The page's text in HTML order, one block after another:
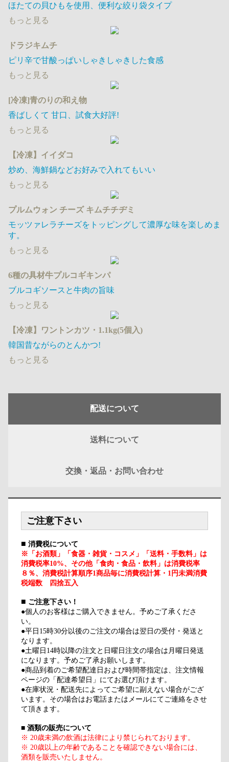
ほたての貝ひもを使用、便利な絞り袋タイプ
もっと見る
ドラジキムチ
ピリ辛で甘酸っぱいしゃきしゃきした食感
もっと見る
[冷凍]青のりの和え物
香ばしくて 甘口​、試食大好評!
もっと見る
【冷凍】イイダコ
炒め、海鮮鍋などお好みで入れてもいい
もっと見る
プルムウォン チーズ キムチチヂミ
モッツァレラチーズをトッピングして濃厚な味を楽しめま
す。
もっと見る
6種の具材牛プルコギキンパ
ブルコギソースと牛肉の旨味
もっと見る
【冷凍】ワントンカツ・1.1kg(5個入)
韓国昔ながらのとんかつ!
もっと見る
配送について
送料について
交換・返品・お問い合わせ
ご注意下さい
■ 消費税について
※「お酒類」「食器・雑貨・コスメ」「送料・手数料」は
消費税率10%、その他「食肉・食品・飲料」は消費税率
８％、消費税計算順序1商品毎に消費税計算・1円未満消費
税端数 四捨五入
■ ご注意下さい！
●個人のお客様はご購入できません。予めご了承くださ
い。
●平日15時30分以後のご注文の場合は翌日の受付・発送と
なります。
●土曜日14時以降の注文と日曜日注文の場合は月曜日発送
になります。予めご了承お願いします。
●商品到着のご希望配達日および時間帯指定は、注文情報
ページの「配達希望日」にてお選び頂けます。
●在庫状況・配送先によってご希望に副えない場合がござ
います。その場合はお電話またはメールにてご連絡をさせ
て頂きます。
■ 酒類の販売について
※ 20歳未満の飲酒は法律により禁じられております。
※ 20歳以上の年齢であることを確認できない場合には、
酒類を販売いたしません。